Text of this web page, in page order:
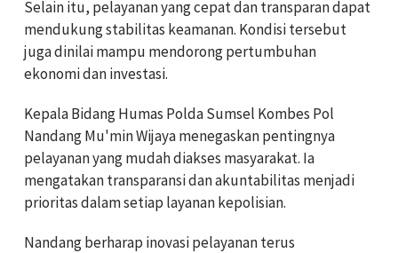
Selain itu, pelayanan yang cepat dan transparan dapat
mendukung stabilitas keamanan. Kondisi tersebut
juga dinilai mampu mendorong pertumbuhan
ekonomi dan investasi.
Kepala Bidang Humas Polda Sumsel Kombes Pol
Nandang Mu'min Wijaya menegaskan pentingnya
pelayanan yang mudah diakses masyarakat. Ia
mengatakan transparansi dan akuntabilitas menjadi
prioritas dalam setiap layanan kepolisian.
Nandang berharap inovasi pelayanan terus